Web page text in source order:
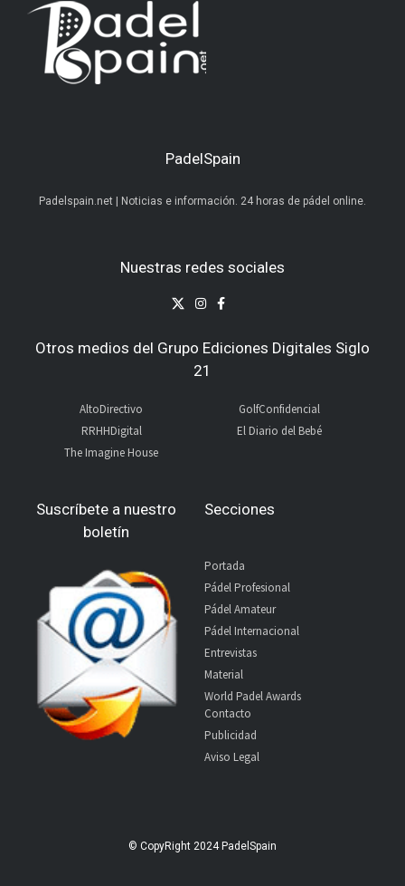
PadelSpain
Padelspain.net | Noticias e información. 24 horas de pádel online.
Nuestras redes sociales
Otros medios del Grupo Ediciones Digitales Siglo
21
AltoDirectivo
RRHHDigital
The Imagine House
GolfConfidencial
El Diario del Bebé
Suscríbete a nuestro
boletín
Secciones
Portada
Pádel Profesional
Pádel Amateur
Pádel Internacional
Entrevistas
Material
World Padel Awards
Contacto
Publicidad
Aviso Legal
© CopyRight 2024 PadelSpain